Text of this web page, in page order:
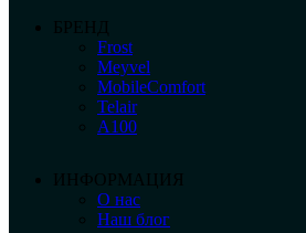
БРЕНД
Frost
Meyvel
MobileComfort
Telair
А100
ИНФОРМАЦИЯ
О нас
Наш блог